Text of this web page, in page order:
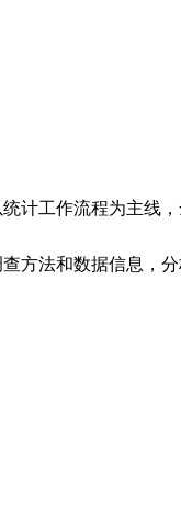
工作流程为主线，
方法和数据信息，